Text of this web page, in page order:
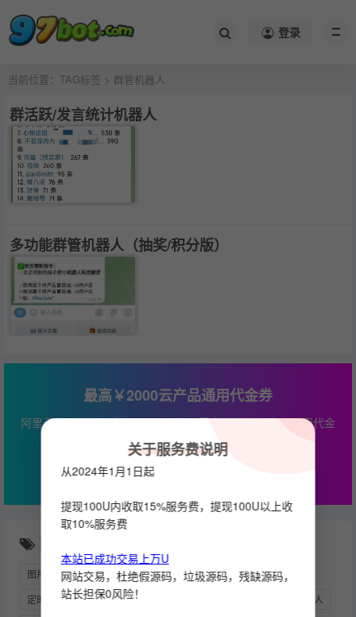
登录
当前位置： TAG标签 > 群管机器人
群活跃/发言统计机器人
多功能群管机器人（抽奖/积分版）
最高￥2000云产品通用代金券
阿里云专属优惠，本站服务器推荐，最高￥2000云产品通用代金
立即查看
图片 运营版本 回调消息 开源 OKPAY
开发定制
定时任务
机器人部署教程
批量加人
关于服务费说明
从2024年1月1日起
提现100U内收取15%服务费，提现100U以上收
取10%服务费
本站已成功交易上万U
网站交易，杜绝假源码，垃圾源码，残缺源码，
站长担保0风险！